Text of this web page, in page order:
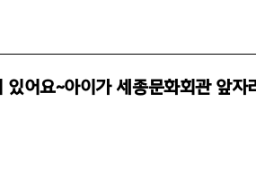
어요~아이가 세종문화회관 앞